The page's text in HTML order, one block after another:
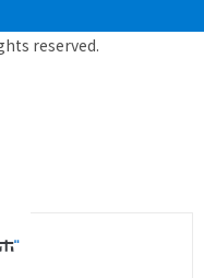
reserved.